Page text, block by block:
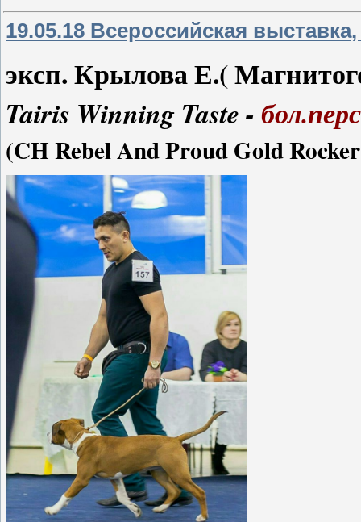
19.05.18 Всероссийская
эксп. Крылова Е.(
Tairis Winning Taste -
(CH Rebel And Proud Gold